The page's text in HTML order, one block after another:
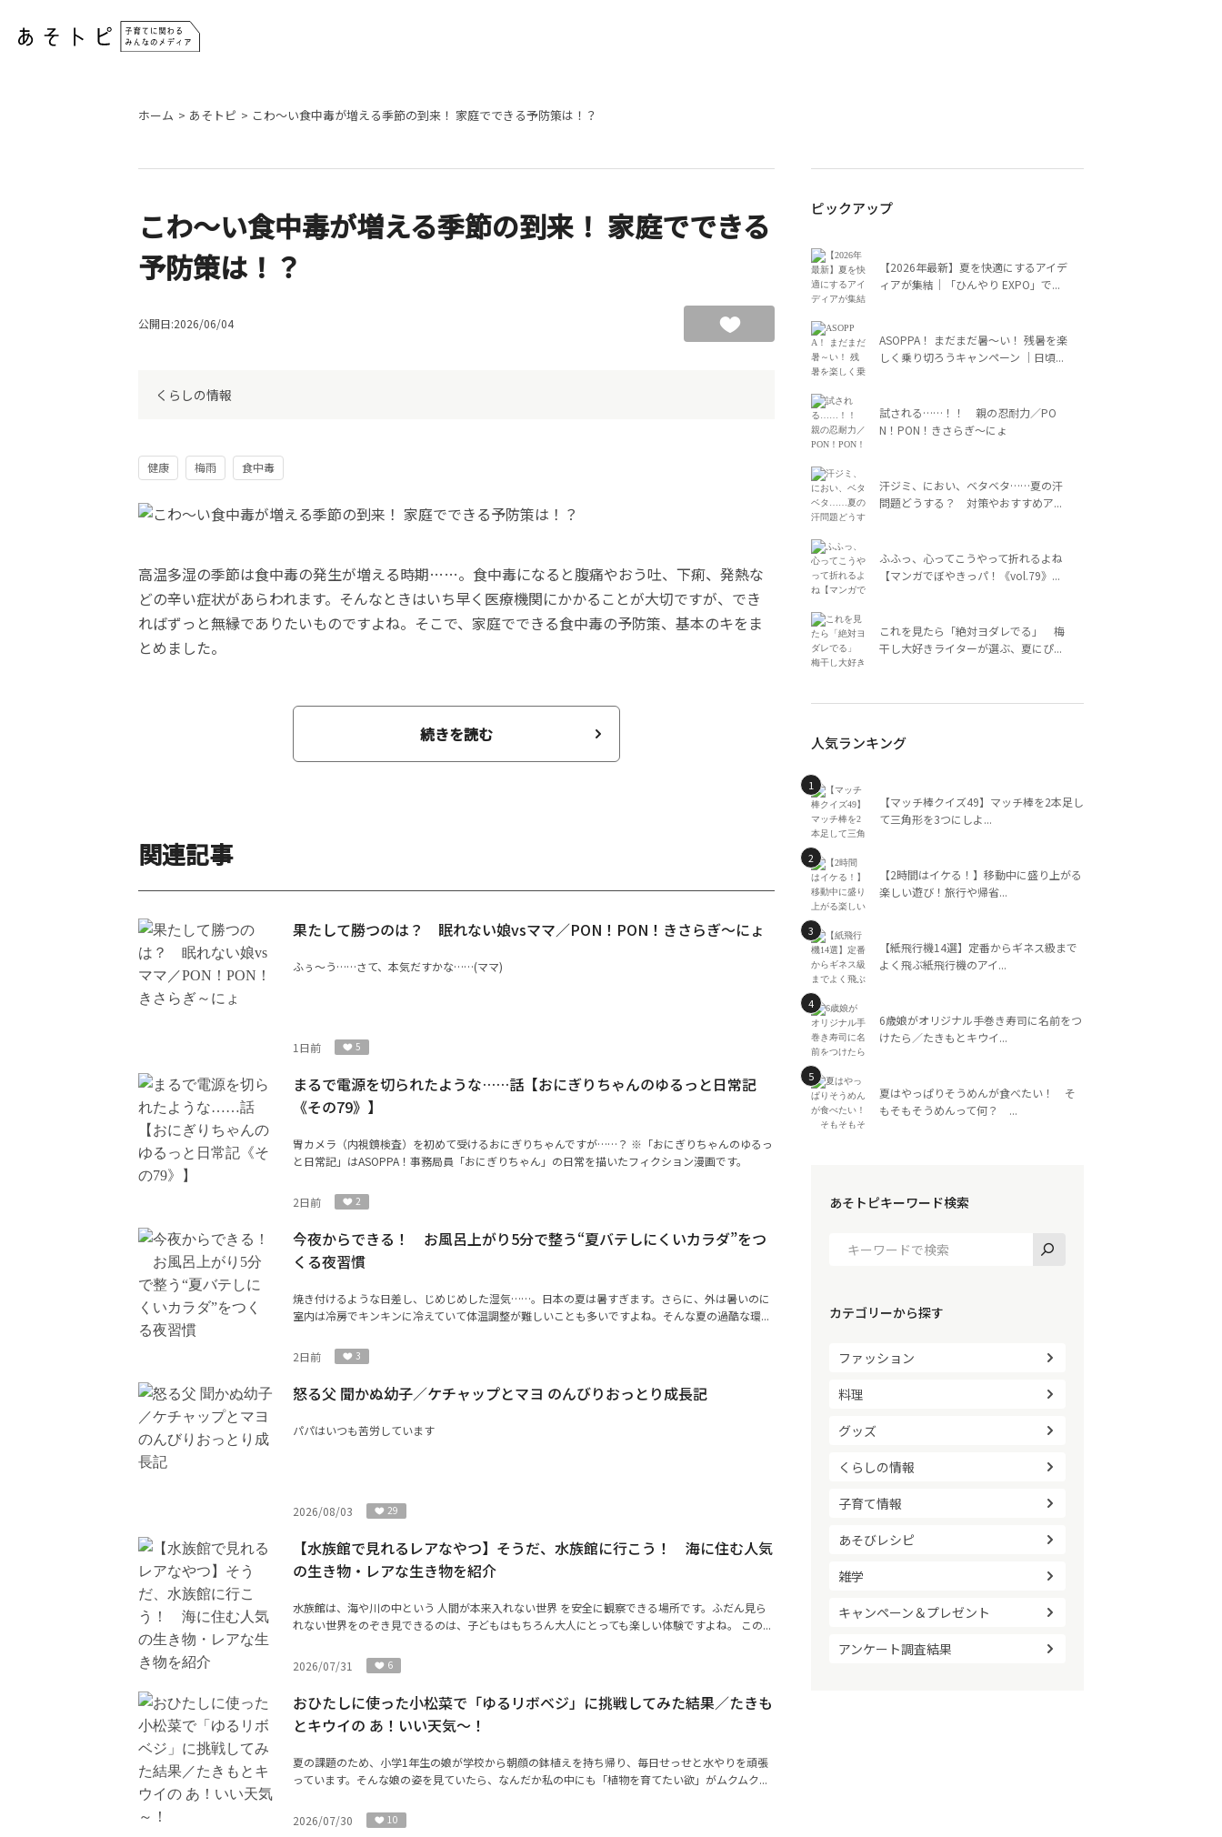
ホーム あそトピ こわ〜い食中毒が増える季節の到来！ 家庭でできる予防策は！？
こわ〜い食中毒が増える季節の到来！ 家庭でできる
予防策は！？
公開日:2026/06/04
くらしの情報
健康 梅雨 食中毒
高温多湿の季節は食中毒の発生が増える時期……。食中毒になると腹痛やおう吐、下痢、発熱な
どの辛い症状があらわれます。そんなときはいち早く医療機関にかかることが大切ですが、でき
ればずっと無縁でありたいものですよね。そこで、家庭でできる食中毒の予防策、基本のキをま
とめました。
続きを読む
関連記事
果たして勝つのは？ 眠れない娘vsママ／PON！PON！きさらぎ～にょ
ふぅ〜う……さて、本気だすかな……(ママ)
1日前 5
まるで電源を切られたような……話【おにぎりちゃんのゆるっと日常記
《その79》】
胃カメラ（内視鏡検査）を初めて受けるおにぎりちゃんですが……？ ※「おにぎりちゃんのゆるっ
と日常記」はASOPPA！事務局員「おにぎりちゃん」の日常を描いたフィクション漫画です。
2日前 2
今夜からできる！ お風呂上がり5分で整う“夏バテしにくいカラダ”をつ
くる夜習慣
焼き付けるような日差し、じめじめした湿気……。日本の夏は暑すぎます。さらに、外は暑いのに
室内は冷房でキンキンに冷えていて体温調整が難しいことも多いですよね。そんな夏の過酷な環...
2日前 3
怒る父 聞かぬ幼子／ケチャップとマヨ のんびりおっとり成長記
パパはいつも苦労しています
2026/08/03 29
【水族館で見れるレアなやつ】そうだ、水族館に行こう！ 海に住む人気
の生き物・レアな生き物を紹介
水族館は、海や川の中という 人間が本来入れない世界 を安全に観察できる場所です。ふだん見ら
れない世界をのぞき見できるのは、子どもはもちろん大人にとっても楽しい体験ですよね。 この...
2026/07/31 6
おひたしに使った小松菜で「ゆるリボベジ」に挑戦してみた結果／たきも
とキウイの あ！いい天気～！
夏の課題のため、小学1年生の娘が学校から朝顔の鉢植えを持ち帰り、毎日せっせと水やりを頑張
っています。そんな娘の姿を見ていたら、なんだか私の中にも「植物を育てたい欲」がムクムク...
2026/07/30 10
ピックアップ
【2026年最新】夏を快適にするアイデ
ィアが集結｜「ひんやり EXPO」で...
ASOPPA！ まだまだ暑～い！ 残暑を楽
しく乗り切ろうキャンペーン ｜日頃...
試される……！！ 親の忍耐力／PO
N！PON！きさらぎ～にょ
汗ジミ、におい、ベタベタ……夏の汗
問題どうする？ 対策やおすすめア...
ふふっ、心ってこうやって折れるよね
【マンガでぼやきっパ！《vol.79》...
これを見たら「絶対ヨダレでる」 梅
干し大好きライターが選ぶ、夏にぴ...
人気ランキング
【マッチ棒クイズ49】マッチ棒を2本足し
て三角形を3つにしよ...
【2時間はイケる！】移動中に盛り上がる
楽しい遊び！旅行や帰省...
【紙飛行機14選】定番からギネス級まで
よく飛ぶ紙飛行機のアイ...
6歳娘がオリジナル手巻き寿司に名前をつ
けたら／たきもとキウイ...
夏はやっぱりそうめんが食べたい！ そ
もそもそうめんって何？ ...
あそトピキーワード検索
カテゴリーから探す
ファッション
料理
グッズ
くらしの情報
子育て情報
あそびレシピ
雑学
キャンペーン＆プレゼント
アンケート調査結果